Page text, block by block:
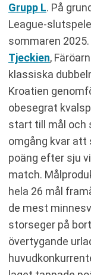
Grupp L. På
League-
sommaren
Tjeckien,
klassiska
Kroatien
obesegrat
start till mål och
omgång kvar att
poäng efter sju
match.
hela 26 mål
de mest
storseger på
övertygande